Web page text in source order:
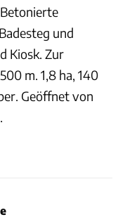
und
Kiosk. Zur
m. 1,8 ha, 140
Geöffnet von